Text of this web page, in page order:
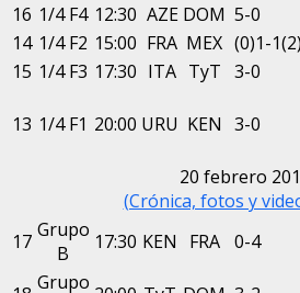
16 1/4 F4 12:30 AZE DOM 5-0
14 1/4 F2 15:00 FRA MEX (0)1-1(2)
15 1/4 F3 17:30 ITA TyT 3-0
13 1/4 F1 20:00 URU KEN 3-0
20 febrero
(Crónica, fotos y
17 Grupo
B
17:30 KEN FRA 0-4
Grupo